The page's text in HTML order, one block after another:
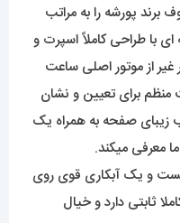
پورشه را به مراتب
ای با طراحی کاملاً اسپرت و
غیر از موتور اصلی ساعت
برای تعیین و نشان
زیبای صفحه به همراه یک
معرفی میکند.
و یک آبکاری قوی روی
ثابتی دارد و خیال